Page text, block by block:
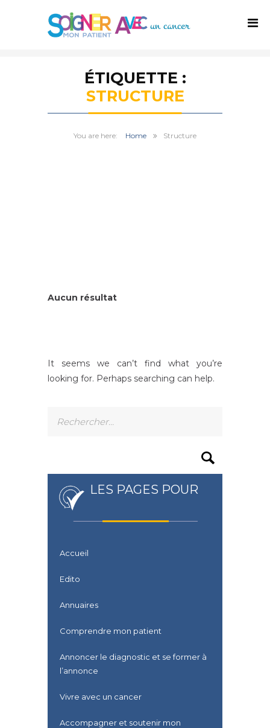
ÉTIQUETTE :
STRUCTURE
Home Structure
Aucun résultat
It seems we can’t find what you’re
looking for. Perhaps searching can help.
LES PAGES POUR
Accueil
Edito
Annuaires
Comprendre mon patient
Annoncer le diagnostic et se former à
l’annonce
Vivre avec un cancer
Accompagner et soutenir mon